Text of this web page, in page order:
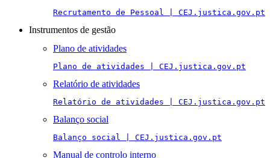
Recrutamento de Pessoal | CEJ.justica.gov.pt
Instrumentos de gestão
Plano de atividades
Plano de atividades | CEJ.justica.gov.pt
Relatório de atividades
Relatório de atividades | CEJ.justica.gov.pt
Balanço social
Balanço social | CEJ.justica.gov.pt
Manual de controlo interno